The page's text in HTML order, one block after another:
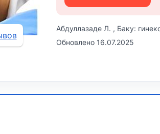
Абдуллазаде Л. , Баку:
Обновлено 16.07.2025